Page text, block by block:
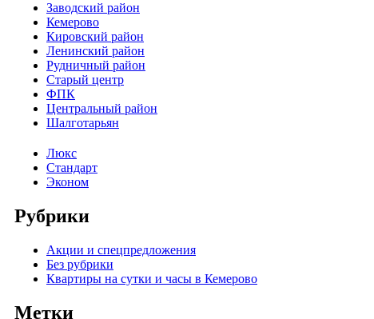
Заводский район
Кемерово
Кировский район
Ленинский район
Рудничный район
Старый центр
ФПК
Центральный район
Шалготарьян
Люкс
Стандарт
Эконом
Рубрики
Акции и спецпредложения
Без рубрики
Квартиры на сутки и часы в Кемерово
Метки